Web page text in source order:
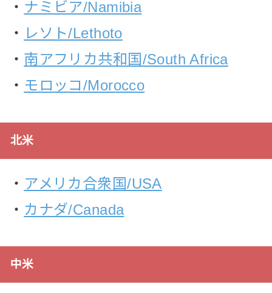
・ ナミビア/Namibia
・ レソト/Lethoto
・ 南アフリカ共和国/South Africa
・ モロッコ/Morocco
北米
・ アメリカ合衆国/USA
・ カナダ/Canada
中米